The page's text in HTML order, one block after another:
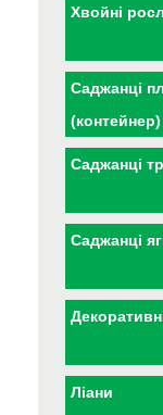
Хвойні
Саджанці
(контейнер)
Саджанці
Саджанці
Ліани